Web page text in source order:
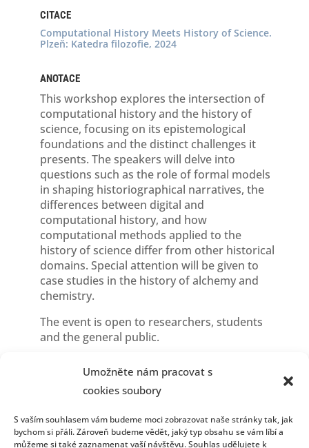
Umožněte nám pracovat s
cookies soubory
S vaším souhlasem vám budeme moci zobrazovat naše stránky tak, jak
bychom si přáli. Zároveň budeme vědět, jaký typ obsahu se vám líbí a
můžeme si také zaznamenat vaší návštěvu. Souhlas udělujete k
CITACE
Computational History Meets History of Science.
Plzeň: Katedra filozofie, 2024
ANOTACE
This workshop explores the intersection of
computational history and the history of
science, focusing on its epistemological
foundations and the distinct challenges it
presents. The speakers will delve into
questions such as the role of formal models
in shaping historiographical narratives, the
differences between digital and
computational history, and how
computational methods applied to the
history of science differ from other historical
domains. Special attention will be given to
case studies in the history of alchemy and
chemistry.
The event is open to researchers, students
and the general public.